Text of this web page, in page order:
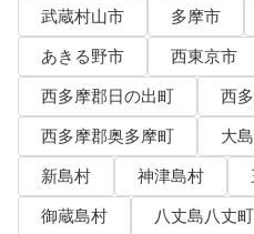
武蔵村山市
多摩市
あきる野市
西東京市
西多摩郡日の出町
西
西多摩郡奥多摩町
大
新島村
神津島村
御蔵島村
八丈島八丈町